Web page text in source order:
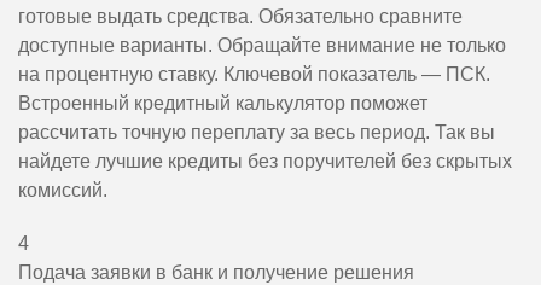
готовые выдать средства. Обязательно сравните
доступные варианты. Обращайте внимание не только
на процентную ставку. Ключевой показатель — ПСК.
Встроенный кредитный калькулятор поможет
рассчитать точную переплату за весь период. Так вы
найдете лучшие кредиты без поручителей без скрытых
комиссий.
4
Подача заявки в банк и получение решения